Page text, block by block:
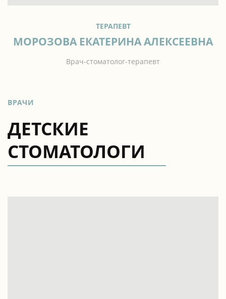
ТЕРАПЕВТ
МОРОЗОВА ЕКАТЕРИНА АЛЕКСЕЕВНА
Врач-стоматолог-терапевт
ВРАЧИ
ДЕТСКИЕ
СТОМАТОЛОГИ